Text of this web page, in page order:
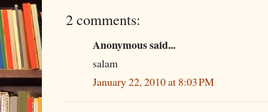
2 comments:
Anonymous said...
salam
January 22, 2010 at 8:03 PM